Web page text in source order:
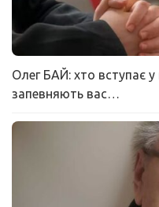
Олег БАЙ: хто вступає
запевняють вас…